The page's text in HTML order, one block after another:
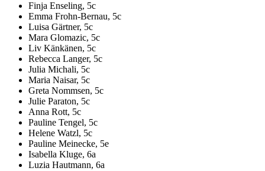
Finja Enseling, 5c
Emma Frohn-Bernau, 5c
Luisa Gärtner, 5c
Mara Glomazic, 5c
Liv Känkänen, 5c
Rebecca Langer, 5c
Julia Michali, 5c
Maria Naisar, 5c
Greta Nommsen, 5c
Julie Paraton, 5c
Anna Rott, 5c
Pauline Tengel, 5c
Helene Watzl, 5c
Pauline Meinecke, 5e
Isabella Kluge, 6a
Luzia Hautmann, 6a